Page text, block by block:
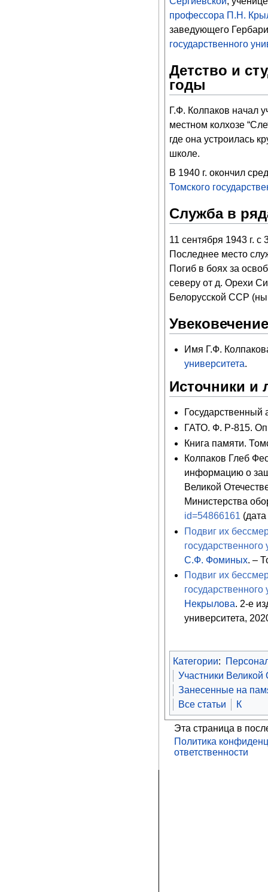
профессора П.Н.
заведующего
государственного
Детство и
годы
Г.Ф. Колпаков начал
местном колхозе
где она устроилась
школе.
В 1940 г. окончил
Томского
Служба в
11 сентября 1943 г. c
Последнее место
Погиб в боях за
северу от д. Орехи
Белорусской ССР
Имя Г.Ф.
университета.
Источники и
ГАТО. Ф. Р-815.
Книга памяти.
Колпаков Глеб
информацию о
Великой
Министерства
id=54866161
Подвиг их
С.Ф. Фоминых. –
Подвиг их
Некрылова. 2-е
университета,
Категории:
Участники
Занесенные на
Все статьи
К
Эта страница в
Политика
ответственности